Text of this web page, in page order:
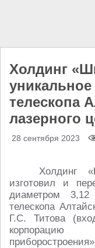
Холдинг
телескопа
лазерного
28 сентября 2023
Холдинг
изготовил и
диаметром
телескопа
Г.С. Титова
корпорацию